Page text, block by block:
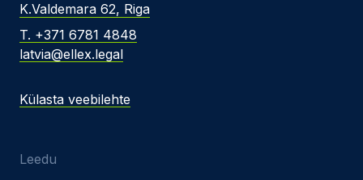
K.Valdemara 62, Riga
T. +371 6781 4848
latvia@ellex.legal
Külasta veebilehte
Leedu